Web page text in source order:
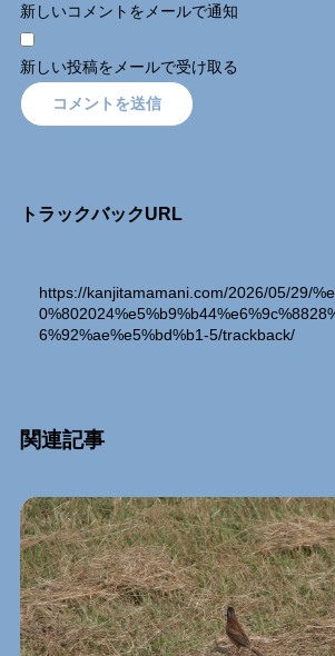
新しいコメントをメールで通知
新しい投稿をメールで受け取る
トラックバックURL
https://kanjitamamani.com/2026/05/29/
6%92%ae%e5%bd%b1-5/trackback/
関連記事Relation Entry